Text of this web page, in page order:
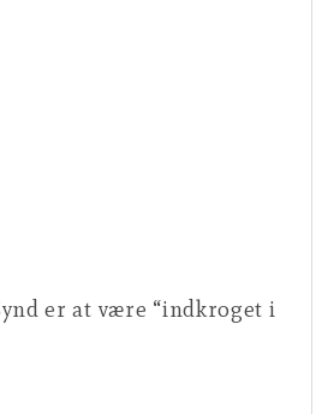
er at være “indkroget i